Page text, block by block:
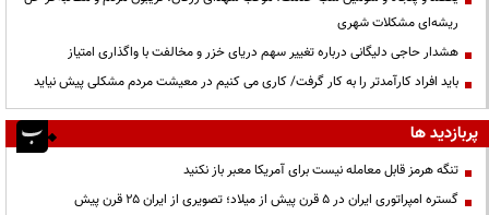
ریشه‌ای مشکلات شهری
هشدار حاجی دلیگانی درباره تغییر سهم دریای خزر و مخالفت با واگذاری امتیاز
باید افراد کارآمدتر را به کار گرفت/ کاری می کنیم در معیشت مردم مشکلی پیش نیاید
پربازدید ها
تنگه هرمز قابل معامله نیست برای آمریکا معبر باز نکنید
گستره امپراتوری ایران در ۵ قرن پیش از میلاد؛ تصویری از ایران ۲۵ قرن پیش